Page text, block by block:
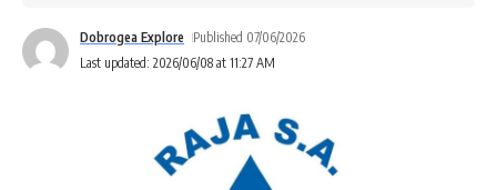
Last updated: 2026/06/08 at 11:27 AM
Dobrogea Explore Published 07/06/2026